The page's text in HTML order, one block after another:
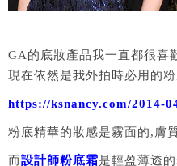
GA的底妝產品我一直都很喜
現在依然是我外拍時必用的
https://ksnancy.com/2014-
粉底精華的妝感是霧面的,膚
而設計師粉底霜是輕盈薄透